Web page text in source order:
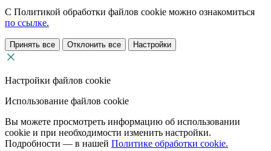
С Политикой обработки файлов cookie можно ознакомиться
по ссылке.
Принять все Отклонить все Настройки
Настройки файлов cookie
Использование файлов cookie
Вы можете просмотреть информацию об использовании
cookie и при необходимости изменить настройки.
Подробности — в нашей Политике обработки cookie.